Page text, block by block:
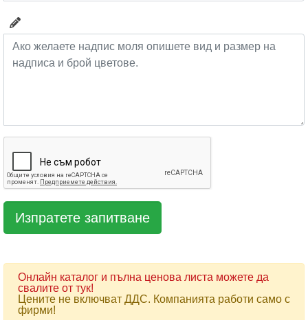
Онлайн каталог и пълна ценова листа можете да
свалите от тук!
Цените не включват ДДС. Компанията работи само с
фирми!